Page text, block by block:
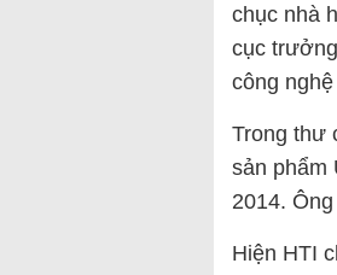
chục nhà
cục
công
Trong thư
sản phẩm
2014.
Hiện HTI